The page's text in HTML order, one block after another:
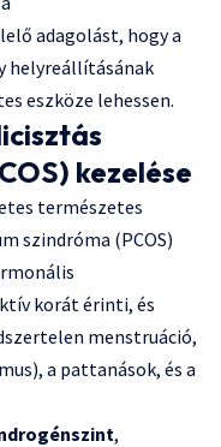
adagolást, hogy a
helyreállításának
eszköze lehessen.
kezelése
természetes
szindróma (PCOS)
korát érinti, és
menstruáció,
a pattanások, és a
,